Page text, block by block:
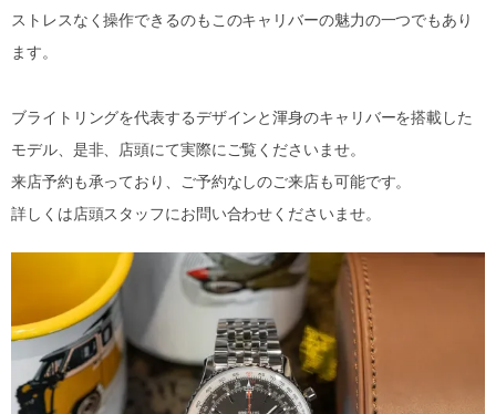
ストレスなく操作できるのもこのキャリバーの魅力の一つでもあり
ます。
ブライトリングを代表するデザインと渾身のキャリバーを搭載した
モデル、是非、店頭にて実際にご覧くださいませ。
来店予約も承っており、ご予約なしのご来店も可能です。
詳しくは店頭スタッフにお問い合わせくださいませ。